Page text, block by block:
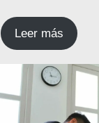
Leer más